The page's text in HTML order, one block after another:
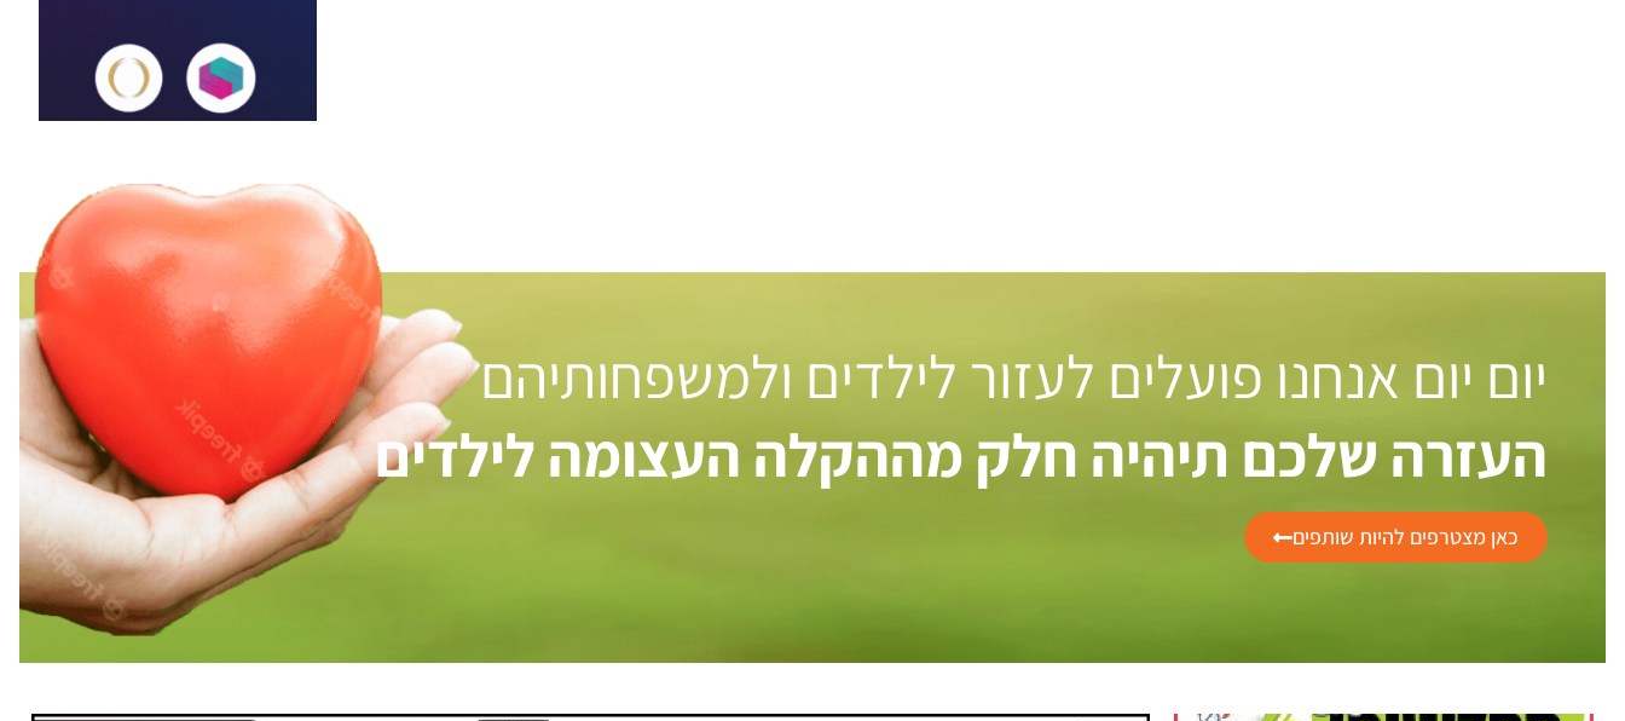
יום יום אנחנו פועלים לעזור לילדים ולמשפחותיהם
העזרה שלכם תיהיה חלק מההקלה העצומה לילדים
כאן מצטרפים להיות שותפים